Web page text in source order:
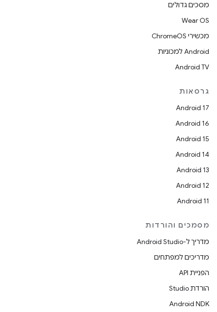
מסכים גדולים
Wear OS
מכשירי ChromeOS
Android למכוניות
Android TV
גרסאות
Android 17
Android 16
Android 15
Android 14
Android 13
Android 12
Android 11
מסמכים והורדות
מדריך ל-Android Studio
מדריכים למפתחים
הפניית API
הורדת Studio
Android NDK